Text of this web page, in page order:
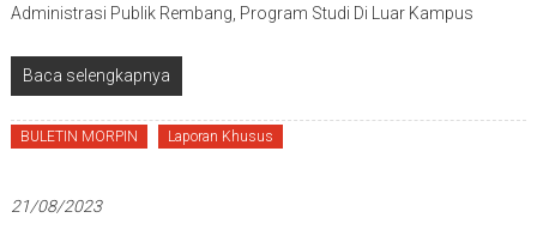
Administrasi Publik Rembang, Program Studi Di Luar Kampus
Baca selengkapnya
BULETIN MORPIN Laporan Khusus
21/08/2023